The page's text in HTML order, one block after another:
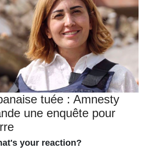
tuée : Amnesty
une enquête pour